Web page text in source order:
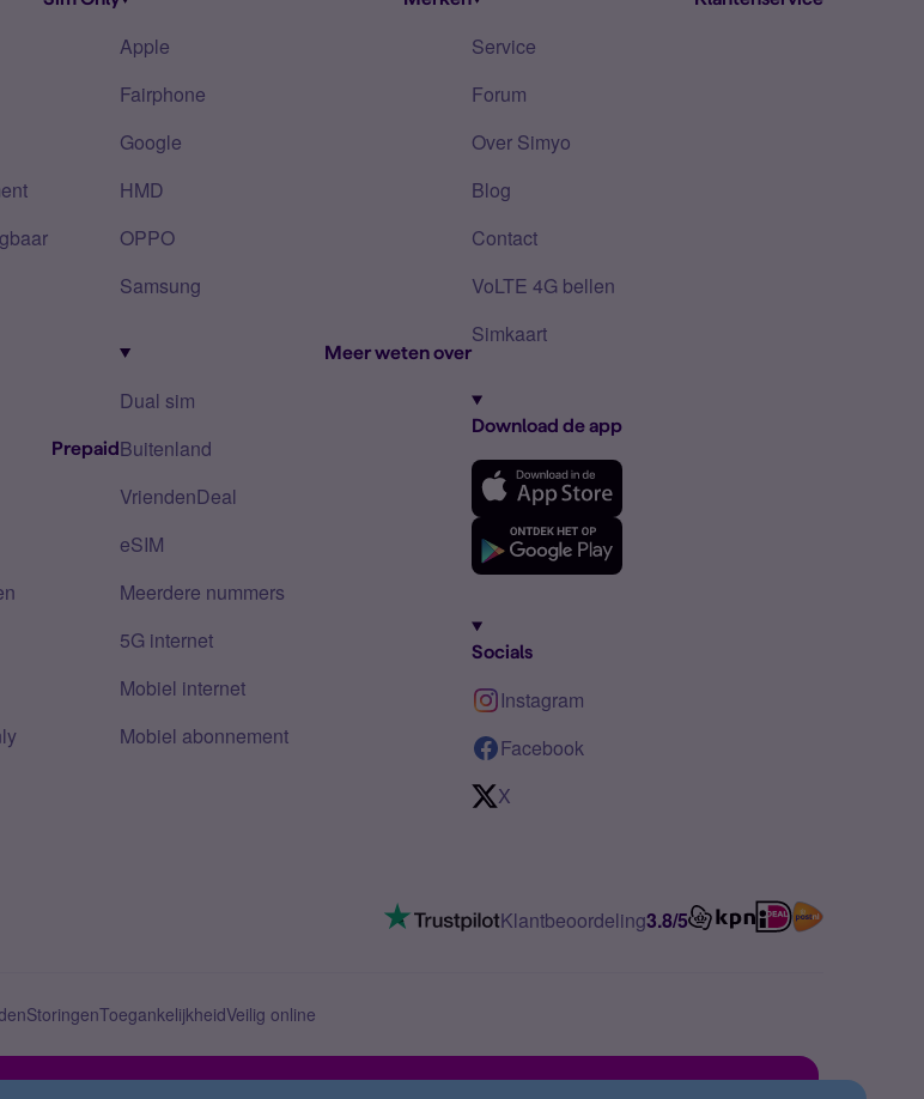
Prepaid
Apple
Fairphone
Google
HMD
OPPO
Samsung
Meer weten over
Dual sim
Buitenland
VriendenDeal
eSIM
Meerdere nummers
5G internet
Mobiel internet
Mobiel abonnement
Service
Forum
Over Simyo
Blog
Contact
VoLTE 4G bellen
Simkaart
Download de app
Socials
Instagram
Facebook
X
Klantbeoordeling3.8/5
StoringenToegankelijkheidVeilig online